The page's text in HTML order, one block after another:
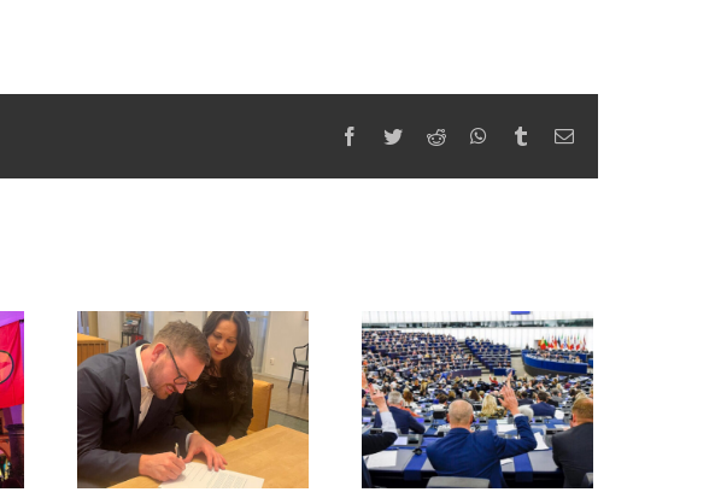
Facebook
TwitterReddit WhatsApp
TumblrEmail